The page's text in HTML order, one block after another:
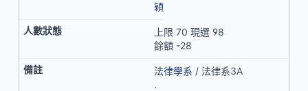
穎
上限 70 現選 98
餘額 -28
法律學系 / 法律系3A
.